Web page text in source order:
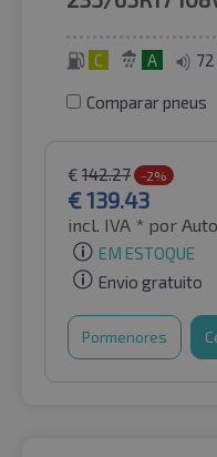
C A
Comparar pneus
€ 142.27 -2%
€139.43
incl. IVA * por
EM ESTOQUE
Envio gratuito
Pormenores